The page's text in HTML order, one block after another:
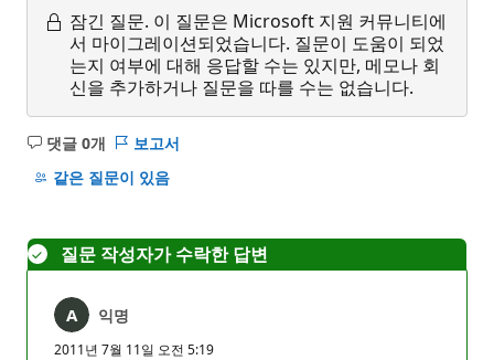
잠긴 질문. 이 질문은 Microsoft 지원 커뮤니티에
서 마이그레이션되었습니다. 질문이 도움이 되었
는지 여부에 대해 응답할 수는 있지만, 메모나 회
신을 추가하거나 질문을 따를 수는 없습니다.
댓글 0개
설
명
보고서
같은 질문이 있음
질문 작성자가 수락한 답변
익명
2011년 7월 11일 오전 5:19